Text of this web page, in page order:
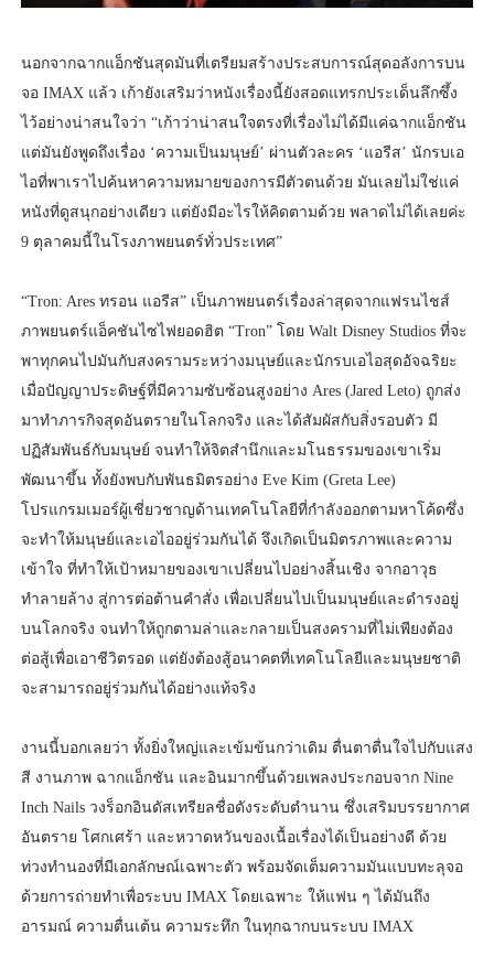
นอกจากฉากแอ็กชันสุดมันที่เตรียมสร้างประสบการณ์สุดอลังการบน
จอ IMAX แล้ว เก้ายังเสริมว่าหนังเรื่องนี้ยังสอดแทรกประเด็นลึกซึ้ง
ไว้อย่างน่าสนใจว่า “เก้าว่าน่าสนใจตรงที่เรื่องไม่ได้มีแค่ฉากแอ็กชัน
แต่มันยังพูดถึงเรื่อง ‘ความเป็นมนุษย์’ ผ่านตัวละคร ‘แอรีส’ นักรบเอ
ไอที่พาเราไปค้นหาความหมายของการมีตัวตนด้วย มันเลยไม่ใช่แค่
หนังที่ดูสนุกอย่างเดียว แต่ยังมีอะไรให้คิดตามด้วย พลาดไม่ได้เลยค่ะ
9 ตุลาคมนี้ในโรงภาพยนตร์ทั่วประเทศ”
“Tron: Ares ทรอน แอรีส” เป็นภาพยนตร์เรื่องล่าสุดจากแฟรนไชส์
ภาพยนตร์แอ็คชันไซไฟยอดฮิต “Tron” โดย Walt Disney Studios ที่จะ
พาทุกคนไปมันกับสงครามระหว่างมนุษย์และนักรบเอไอสุดอัจฉริยะ
เมื่อปัญญาประดิษฐ์ที่มีความซับซ้อนสูงอย่าง Ares (Jared Leto) ถูกส่ง
มาทำภารกิจสุดอันตรายในโลกจริง และได้สัมผัสกับสิ่งรอบตัว มี
ปฏิสัมพันธ์กับมนุษย์ จนทำให้จิตสำนึกและมโนธรรมของเขาเริ่ม
พัฒนาขึ้น ทั้งยังพบกับพันธมิตรอย่าง Eve Kim (Greta Lee)
โปรแกรมเมอร์ผู้เชี่ยวชาญด้านเทคโนโลยีที่กำลังออกตามหาโค้ดซึ่ง
จะทำให้มนุษย์และเอไออยู่ร่วมกันได้ จึงเกิดเป็นมิตรภาพและความ
เข้าใจ ที่ทำให้เป้าหมายของเขาเปลี่ยนไปอย่างสิ้นเชิง จากอาวุธ
ทำลายล้าง สู่การต่อต้านคำสั่ง เพื่อเปลี่ยนไปเป็นมนุษย์และดำรงอยู่
บนโลกจริง จนทำให้ถูกตามล่าและกลายเป็นสงครามที่ไม่เพียงต้อง
ต่อสู้เพื่อเอาชีวิตรอด แต่ยังต้องสู้อนาคตที่เทคโนโลยีและมนุษยชาติ
จะสามารถอยู่ร่วมกันได้อย่างแท้จริง
งานนี้บอกเลยว่า ทั้งยิ่งใหญ่และเข้มข้นกว่าเดิม ตื่นตาตื่นใจไปกับแสง
สี งานภาพ ฉากแอ็กชัน และอินมากขึ้นด้วยเพลงประกอบจาก Nine
Inch Nails วงร็อกอินดัสเทรียลชื่อดังระดับตำนาน ซึ่งเสริมบรรยากาศ
อันตราย โศกเศร้า และหวาดหวันของเนื้อเรื่องได้เป็นอย่างดี ด้วย
ท่วงทำนองที่มีเอกลักษณ์เฉพาะตัว พร้อมจัดเต็มความมันแบบทะลุจอ
ด้วยการถ่ายทำเพื่อระบบ IMAX โดยเฉพาะ ให้แฟน ๆ ได้มันถึง
อารมณ์ ความตื่นเต้น ความระทึก ในทุกฉากบนระบบ IMAX